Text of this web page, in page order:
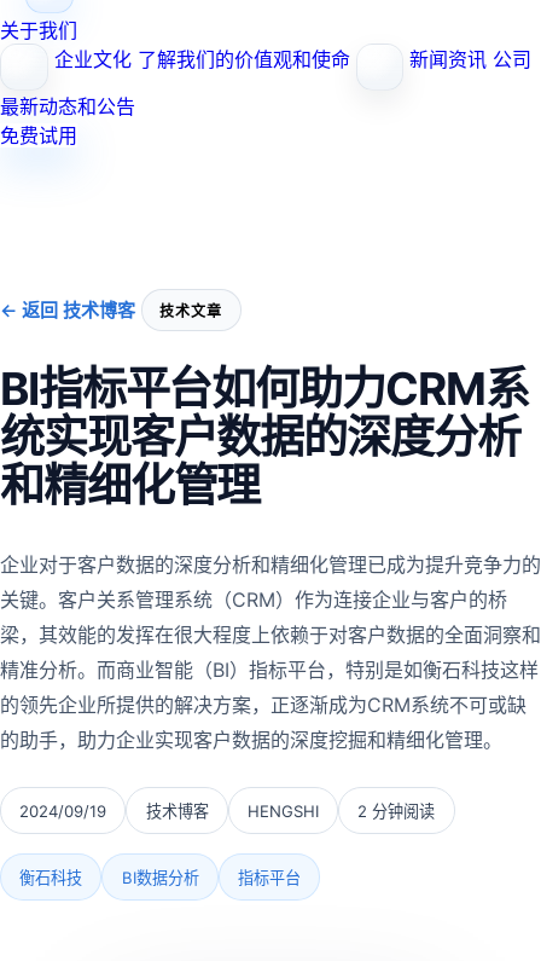
关于我们
企业文化 了解我们的价值观和使命 新闻资讯 公司
最新动态和公告
免费试用
← 返回 技术博客 技术文章
BI指标平台如何助力CRM系
统实现客户数据的深度分析
和精细化管理
企业对于客户数据的深度分析和精细化管理已成为提升竞争力的
关键。客户关系管理系统（CRM）作为连接企业与客户的桥
梁，其效能的发挥在很大程度上依赖于对客户数据的全面洞察和
精准分析。而商业智能（BI）指标平台，特别是如衡石科技这样
的领先企业所提供的解决方案，正逐渐成为CRM系统不可或缺
的助手，助力企业实现客户数据的深度挖掘和精细化管理。
2024/09/19 技术博客 HENGSHI 2 分钟阅读
衡石科技 BI数据分析 指标平台